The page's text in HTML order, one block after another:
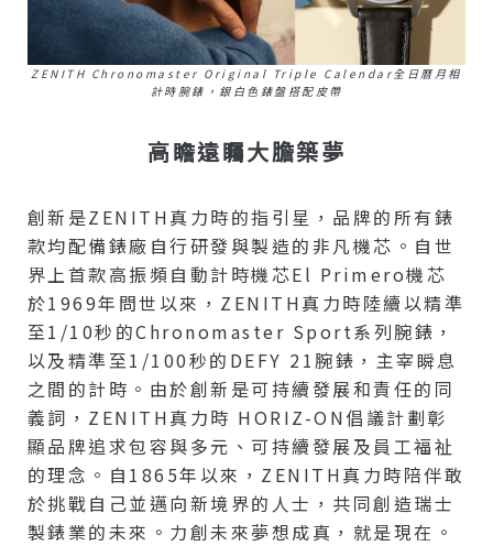
ZENITH Chronomaster Original Triple Calendar全日曆月相
計時腕錶，銀白色錶盤搭配皮帶
高瞻遠矚大膽築夢
創新是ZENITH真力時的指引星，品牌的所有錶
款均配備錶廠自行研發與製造的非凡機芯。自世
界上首款高振頻自動計時機芯El Primero機芯
於1969年問世以來，ZENITH真力時陸續以精準
至1/10秒的Chronomaster Sport系列腕錶，
以及精準至1/100秒的DEFY 21腕錶，主宰瞬息
之間的計時。由於創新是可持續發展和責任的同
義詞，ZENITH真力時 HORIZ-ON倡議計劃彰
顯品牌追求包容與多元、可持續發展及員工福祉
的理念。自1865年以來，ZENITH真力時陪伴敢
於挑戰自己並邁向新境界的人士，共同創造瑞士
製錶業的未來。力創未來夢想成真，就是現在。